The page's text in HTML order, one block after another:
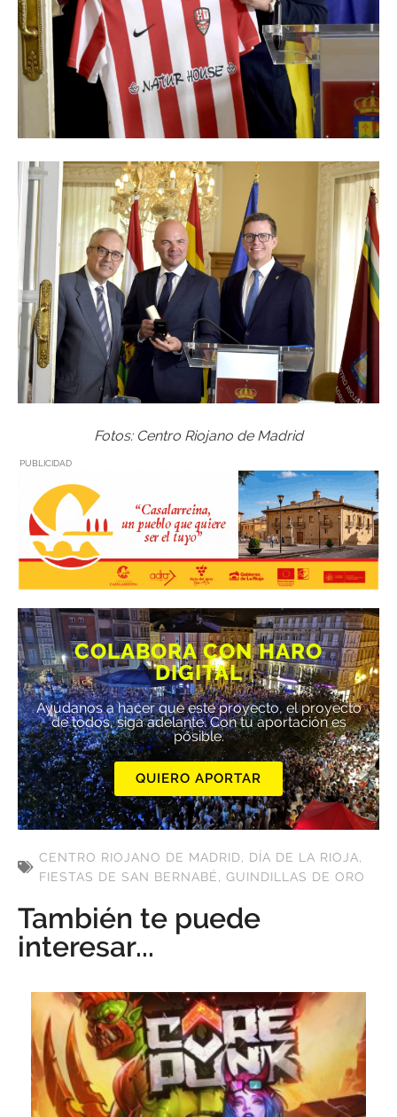
Fotos: Centro Riojano de Madrid
PUBLICIDAD
COLABORA CON HARO
DIGITAL
Ayúdanos a hacer que este proyecto, el proyecto
de todos, siga adelante. Con tu aportación es
posible.
QUIERO APORTAR
CENTRO RIOJANO DE MADRID, DÍA DE LA RIOJA,
FIESTAS DE SAN BERNABÉ, GUINDILLAS DE ORO
También te puede
interesar...